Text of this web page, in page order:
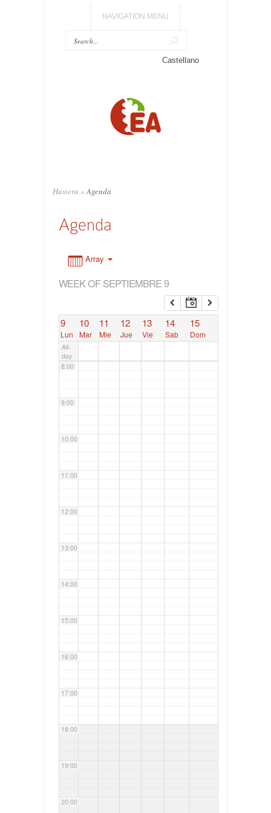
NAVIGATION MENU
Castellano
Hasiera » Agenda
Agenda
Array
WEEK OF SEPTIEMBRE 9
9
Lun
10
Mar
11
Mie
12
Jue
13
Vie
14
Sab
15
Dom
All-
day
4:00
5:00
7:00
8:00
9:00
10:00
11:00
12:00
13:00
14:00
15:00
16:00
17:00
18:00
19:00
20:00